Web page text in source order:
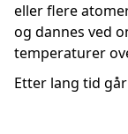
eller flere
og dannes ved
temperaturer
Etter lang tid